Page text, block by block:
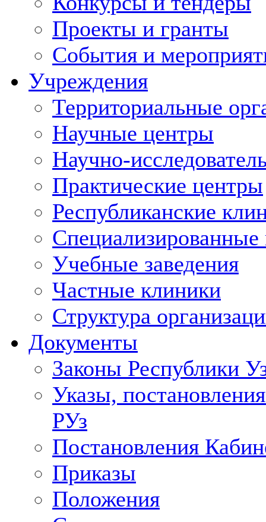
Проекты и гранты
События и
Учреждения
Территориальные
Научные центры
Научно-
Практические центры
Республиканские
Учебные заведения
Частные клиники
Структура
Документы
Законы Республики
Указы,
РУз
Постановления
Приказы
Положения